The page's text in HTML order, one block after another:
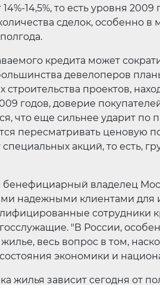
14,5%, то есть уровня
сделок, особенно
кредита может
девелоперов
строительства проектов,
годов, доверие
что еще сильнее ударит по
пересматривать ценовую
акций, то есть,
бенефициарный владелец
надежными клиентами для
сотрудники
"В России,
весь вопрос в том,
экономики и
жилья зависит сегодня от